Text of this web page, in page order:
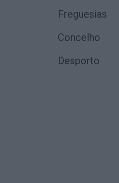
Freguesias
Concelho
Desporto